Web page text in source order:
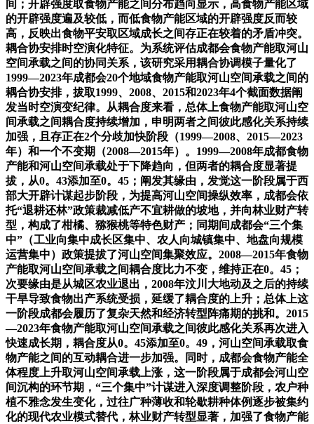
间；开辟强度取食物产能之间分布趋向显示，高食物产能区域
的开辟强度遍及较低，而低食物产能区域的开辟强度反而较
高，反映出食物平安取区域成长之间存正在较着的矛盾冲突。
耦合协安排时空演化特征。为系统评估成都会食物产能取河山
空间承载之间的协同关系，该研究采用耦合协调模子量化了
1999—2023年成都会20个地域食物产能取河山空间承载之间的
耦合协安排，拔取1999、2008、2015和2023年4个截面数据阐
发当时空演变纪律。从耦合度来看，总体上食物产能取河山空
间承载之间耦合度持续增加，申明两者之间彼此感化关系持续
加强，且存正在2个分歧加快阶段（1999—2008、2015—2023
年）和一个不变期（2008—2015年）。1999—2008年成都食物
产能和河山空间承载处于下降趋向，但两者的耦合度显著提
拔，从0。43添加至0。45；阐发其缘由，发觉这一阶段属于西
部大开辟计谋起步阶段，为提高河山空间操纵效率，成都会依
托“退耕还林”政策裁减低产不宜耕做的坡地，并向林业财产转
型，构成了柑橘、猕猴桃等特色财产；同期间成都会“三个集
中”（工业向集中成长区集中、农人向城镇集中、地盘向规模
运营集中）政策提拔了河山空间集聚效应。2008—2015年食物
产能取河山空间承载之间耦合度比力不变，维持正在0。45；
次要缘由是从城区农业退出，2008年汶川大地动及之后的持续
干旱导致食物出产系统受损，延缓了耦合度的上升；总体上这
一阶段成都会履历了复杂天然和经济转型阵痛期的挑和。2015
—2023年食物产能取河山空间承载之间彼此感化关系再次进入
快速成长期，耦合度从0。45添加至0。49，河山空间承载取食
物产能之间的互动耦合进一步加强。同时，成都会食物产能全
体程度上升取河山空间承载上涨，这一阶段属于成都会河山空
间沉构的环节期，“三个集中”计谋进入深度调整阶段，农户种
植不雅念发生变化，过往广种薄收和轮歇耕种体例逐步被集约
化的现代农业模式替代，林业财产转型显著，加强了食物产能